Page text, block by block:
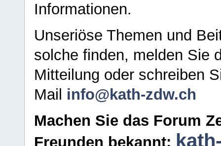
Informationen.
Unseriöse Themen und
solche finden, melden Sie
Mitteilung oder schreiben
Mail info@kath-zdw.ch
Machen Sie das Forum
Freunden bekannt: